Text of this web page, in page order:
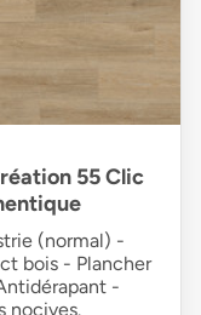
55 Clic
(normal) -
bois - Plancher
-
nocives.